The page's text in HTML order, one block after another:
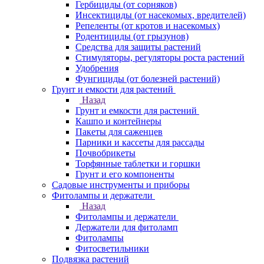
Гербициды (от сорняков)
Инсектициды (от насекомых, вредителей)
Репеленты (от кротов и насекомых)
Родентициды (от грызунов)
Средства для защиты растений
Стимуляторы, регуляторы роста растений
Удобрения
Фунгициды (от болезней растений)
Грунт и емкости для растений
Назад
Грунт и емкости для растений
Кашпо и контейнеры
Пакеты для саженцев
Парники и кассеты для рассады
Почвобрикеты
Торфянные таблетки и горшки
Грунт и его компоненты
Садовые инструменты и приборы
Фитолампы и держатели
Назад
Фитолампы и держатели
Держатели для фитоламп
Фитолампы
Фитосветильники
Подвязка растений